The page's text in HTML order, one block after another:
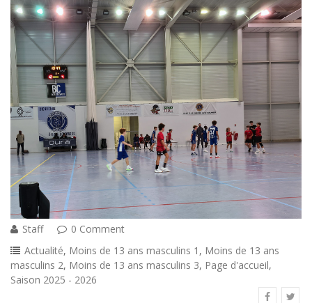
Staff
0 Comment
Actualité, Moins de 13 ans masculins 1 , Moins de 13 ans
masculins 2, Moins de 13 ans masculins 3, Page d'accueil,
Saison 2025 - 2026